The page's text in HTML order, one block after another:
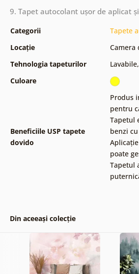
9. Tapet autocolant ușor de aplicat
Categorii
Tapete
Locație
Camera
Tehnologia tapeturilor
Lavabile,
Culoare
Beneficiile USP tapete
dovido
Produs
pentru
Tapetul
benzi
poate
Tapetul
Din aceeași colecție